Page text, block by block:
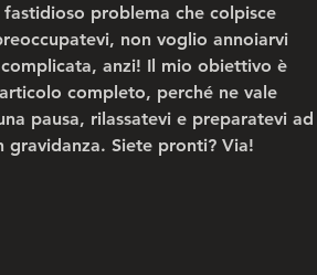
problema che colpisce
non voglio annoiarvi
anzi! Il mio obiettivo è
completo, perché ne vale
pausa, rilassatevi e preparatevi ad
Siete pronti? Via!